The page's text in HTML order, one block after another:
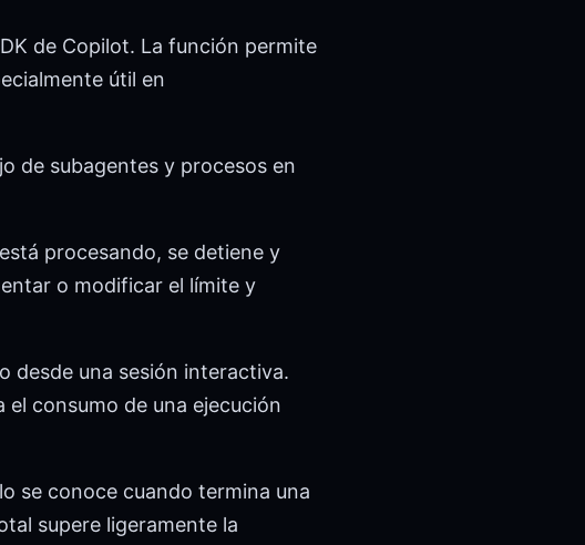
de Copilot. La función permite
útil en
de subagentes y procesos en
procesando, se detiene y
o modificar el límite y
desde una sesión interactiva.
consumo de una ejecución
se conoce cuando termina una
supere ligeramente la